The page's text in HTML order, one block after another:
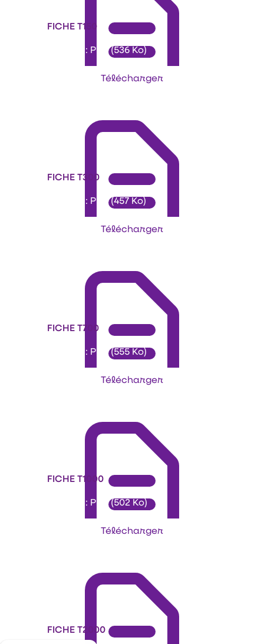
FICHE T150
Format : PDF (536 Ko)
Télécharger
FICHE T300
Format : PDF (457 Ko)
Télécharger
FICHE T700
Format : PDF (555 Ko)
Télécharger
FICHE T1000
Format : PDF (502 Ko)
Télécharger
FICHE T2000